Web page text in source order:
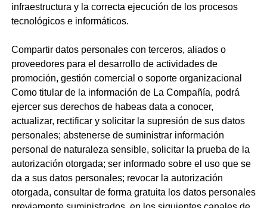
infraestructura y la correcta ejecución de los procesos
tecnológicos e informáticos.
Compartir datos personales con terceros, aliados o
proveedores para el desarrollo de actividades de
promoción, gestión comercial o soporte organizacional
Como titular de la información de La Compañía, podrá
ejercer sus derechos de habeas data a conocer,
actualizar, rectificar y solicitar la supresión de sus datos
personales; abstenerse de suministrar información
personal de naturaleza sensible, solicitar la prueba de la
autorización otorgada; ser informado sobre el uso que se
da a sus datos personales; revocar la autorización
otorgada, consultar de forma gratuita los datos personales